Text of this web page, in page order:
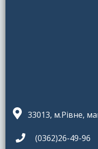
33013, м.Рівне,
(0362)26-49-96